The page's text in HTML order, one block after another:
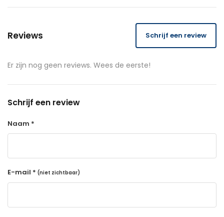
Reviews Schrijf een review
Er zijn nog geen reviews. Wees de eerste!
Schrijf een review
Naam *
E-mail * (niet zichtbaar)